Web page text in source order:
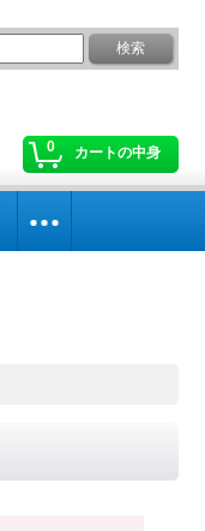
0 カートの中身